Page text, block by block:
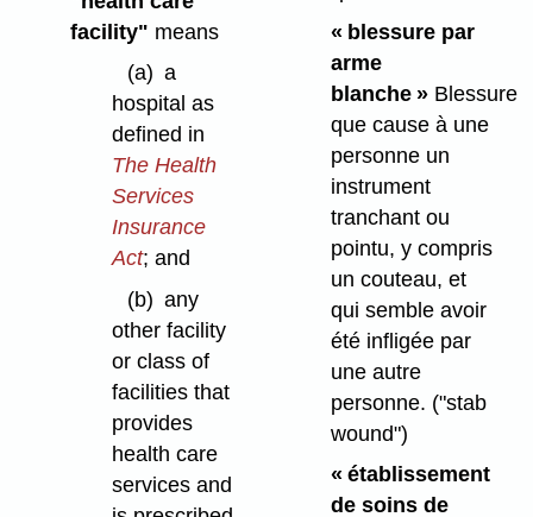
facility" means
(a) a
hospital as
defined in
The Health
Services
Insurance
Act; and
(b) any
other facility
or class of
facilities that
provides
health care
services and
« blessure par
arme
blanche »Blessure
que cause à une
personne un
instrument
tranchant ou
pointu, y compris
un couteau, et
qui semble avoir
été infligée par
une autre
personne. ("stab
wound")
« établissement
de soins de